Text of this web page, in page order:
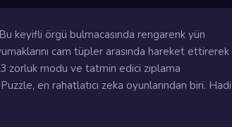
keyifli örgü bulmacasında rengarenk yün
cam tüpler arasında hareket ettirerek
zorluk modu ve tatmin edici zıplama
en rahatlatıcı zeka oyunlarından biri. Hadi